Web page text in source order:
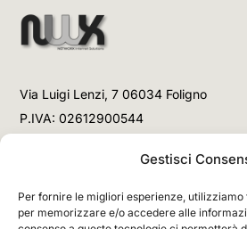
Gestisci
Per fornire le migliori esperienze,
per memorizzare e/o accedere alle
Via Luigi Lenzi, 7 06034 Foligno
P.IVA: 02612900544
+39 3477853708 (Chiamata)